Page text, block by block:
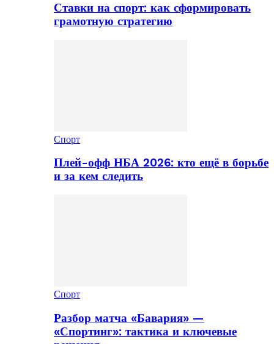
Ставки на спорт: как сформировать
грамотную стратегию
Спорт
Плей-офф НБА 2026: кто ещё в борьбе
и за кем следить
Спорт
Разбор матча «Бавария» —
«Спортинг»: тактика и ключевые